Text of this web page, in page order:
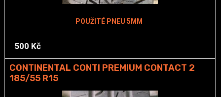
POUŽITÉ PNEU 5MM
500 Kč
CONTINENTAL CONTI PREMIUM CONTACT 2
185/55 R15